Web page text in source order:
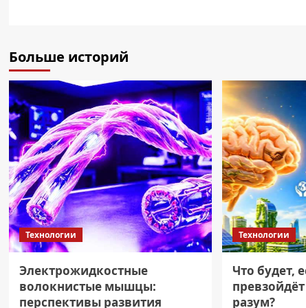
Больше историй
Технологии
Электрожидкостные
волокнистые мышцы:
перспективы развития
Технологии
Что будет,
разум?